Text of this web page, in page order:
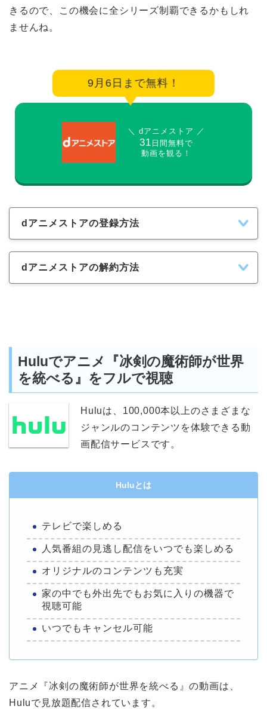
きるので、この機会に全シリーズ制覇できるかもしれ
ませんね。
9月6日まで無料！
＼ dアニメストア ／
31 日間無料で
動画を観る！
dアニメストアの登録方法
dアニメストアの解約方法
Huluでアニメ『冰剣の魔術師が世界
を統べる』をフルで視聴
Huluは、100,000本以上のさまざまな
ジャンルのコンテンツを体験できる動
画配信サービスです。
Huluとは
テレビで楽しめる
人気番組の見逃し配信をいつでも楽しめる
オリジナルのコンテンツも充実
家の中でも外出先でもお気に入りの機器で
視聴可能
いつでもキャンセル可能
アニメ『冰剣の魔術師が世界を統べる』の動画は、
Huluで見放題配信されています。